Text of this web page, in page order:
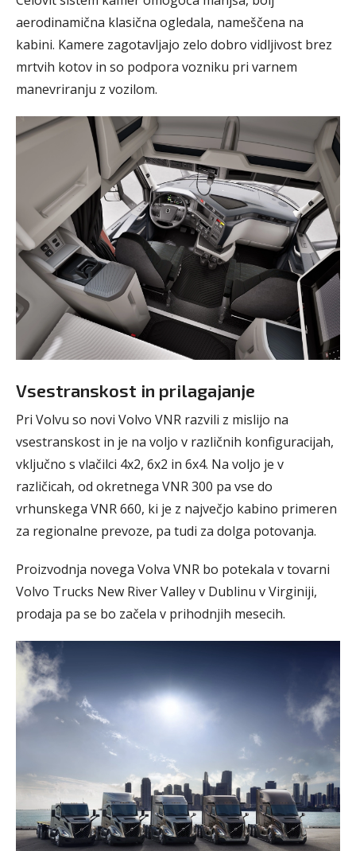
aerodinamična klasična ogledala, nameščena na
kabini. Kamere zagotavljajo zelo dobro vidljivost brez
mrtvih kotov in so podpora vozniku pri varnem
manevriranju z vozilom.
Vsestranskost in prilagajanje
Pri Volvu so novi Volvo VNR razvili z mislijo na
vsestranskost in je na voljo v različnih konfiguracijah,
vključno s vlačilci 4x2, 6x2 in 6x4. Na voljo je v
različicah, od okretnega VNR 300 pa vse do
vrhunskega VNR 660, ki je z največjo kabino primeren
za regionalne prevoze, pa tudi za dolga potovanja.
Proizvodnja novega Volva VNR bo potekala v tovarni
Volvo Trucks New River Valley v Dublinu v Virginiji,
prodaja pa se bo začela v prihodnjih mesecih.